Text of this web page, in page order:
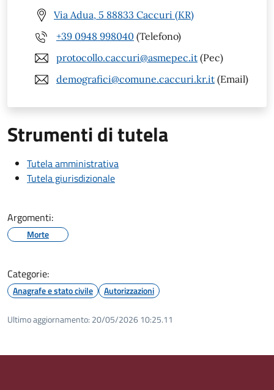
Via Adua, 5 88833 Caccuri (KR)
+39 0948 998040 (Telefono)
protocollo.caccuri@asmepec.it (Pec)
demografici@comune.caccuri.kr.it (Email)
Strumenti di tutela
Tutela amministrativa
Tutela giurisdizionale
Argomenti:
Morte
Categorie:
Anagrafe e stato civile Autorizzazioni
Ultimo aggiornamento: 20/05/2026 10:25.11